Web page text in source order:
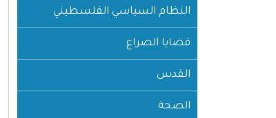
النظام السياسي الفلسطيني
قضايا الصراع
القدس
الصحة